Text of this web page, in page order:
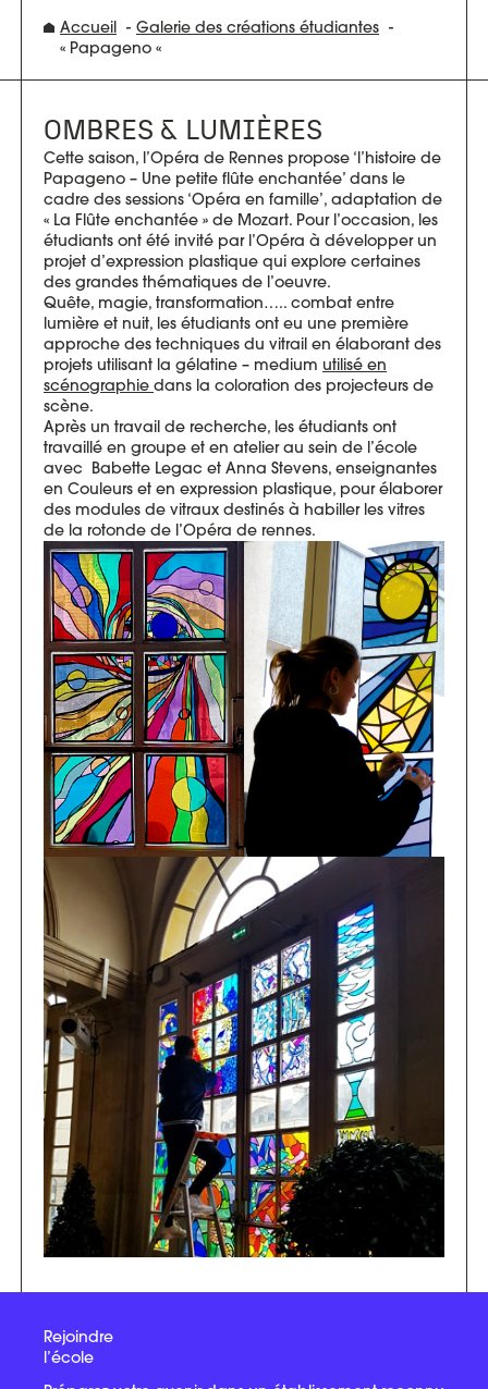
Accueil
Galerie des créations étudiantes
« Papageno «
OMBRES & LUMIÈRES
Cette saison, l’Opéra de Rennes propose ‘l’histoire de
Papageno – Une petite flûte enchantée’ dans le
cadre des sessions ‘Opéra en famille’, adaptation de
« La Flûte enchantée » de Mozart. Pour l’occasion, les
étudiants ont été invité par l’Opéra à développer un
projet d’expression plastique qui explore certaines
des grandes thématiques de l’oeuvre.
Quête, magie, transformation….. combat entre
lumière et nuit, les étudiants ont eu une première
approche des techniques du vitrail en élaborant des
projets utilisant la gélatine – medium utilisé en
scénographie dans la coloration des projecteurs de
scène.
Après un travail de recherche, les étudiants ont
travaillé en groupe et en atelier au sein de l’école
avec Babette Legac et Anna Stevens, enseignantes
en Couleurs et en expression plastique, pour élaborer
des modules de vitraux destinés à habiller les vitres
de la rotonde de l’Opéra de rennes.
Rejoindre
l’école